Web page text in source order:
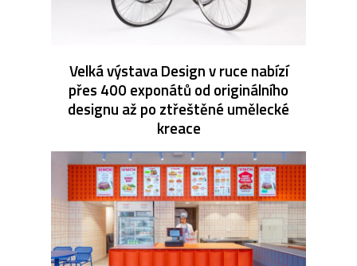
Velká výstava Design v ruce nabízí
přes 400 exponátů od originálního
designu až po ztřeštěné umělecké
kreace